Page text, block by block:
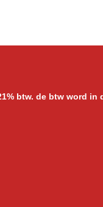
btw. de btw word in